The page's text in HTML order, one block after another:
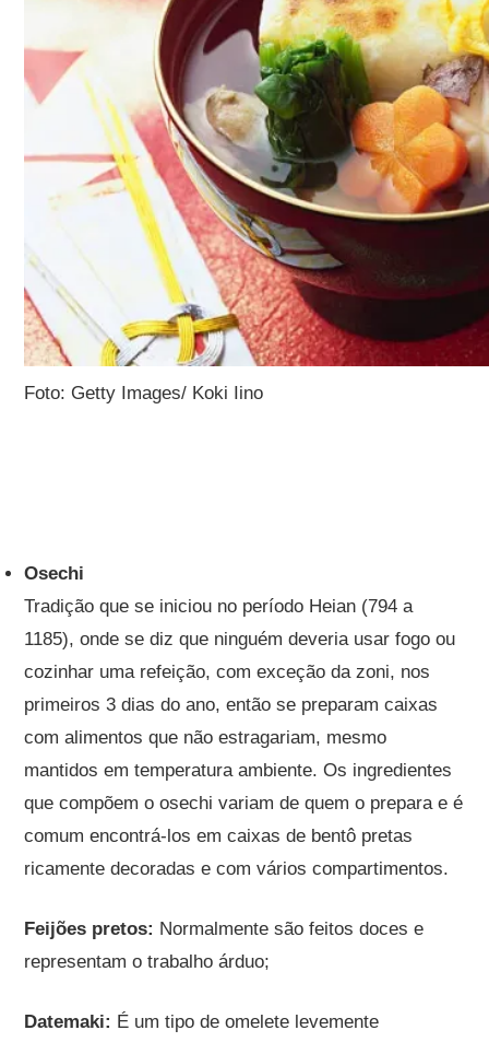
Foto: Getty Images/ Koki Iino
Osechi
Tradição que se iniciou no período Heian (794 a
1185), onde se diz que ninguém deveria usar fogo ou
cozinhar uma refeição, com exceção da zoni, nos
primeiros 3 dias do ano, então se preparam caixas
com alimentos que não estragariam, mesmo
mantidos em temperatura ambiente. Os ingredientes
que compõem o osechi variam de quem o prepara e é
comum encontrá-los em caixas de bentô pretas
ricamente decoradas e com vários compartimentos.
Feijões pretos: Normalmente são feitos doces e
representam o trabalho árduo;
Datemaki: É um tipo de omelete levemente